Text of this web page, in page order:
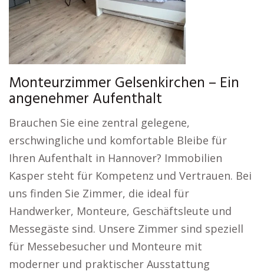
Monteurzimmer Gelsenkirchen – Ein
angenehmer Aufenthalt
Brauchen Sie eine zentral gelegene,
erschwingliche und komfortable Bleibe für
Ihren Aufenthalt in Hannover? Immobilien
Kasper steht für Kompetenz und Vertrauen. Bei
uns finden Sie Zimmer, die ideal für
Handwerker, Monteure, Geschäftsleute und
Messegäste sind. Unsere Zimmer sind speziell
für Messebesucher und Monteure mit
moderner und praktischer Ausstattung